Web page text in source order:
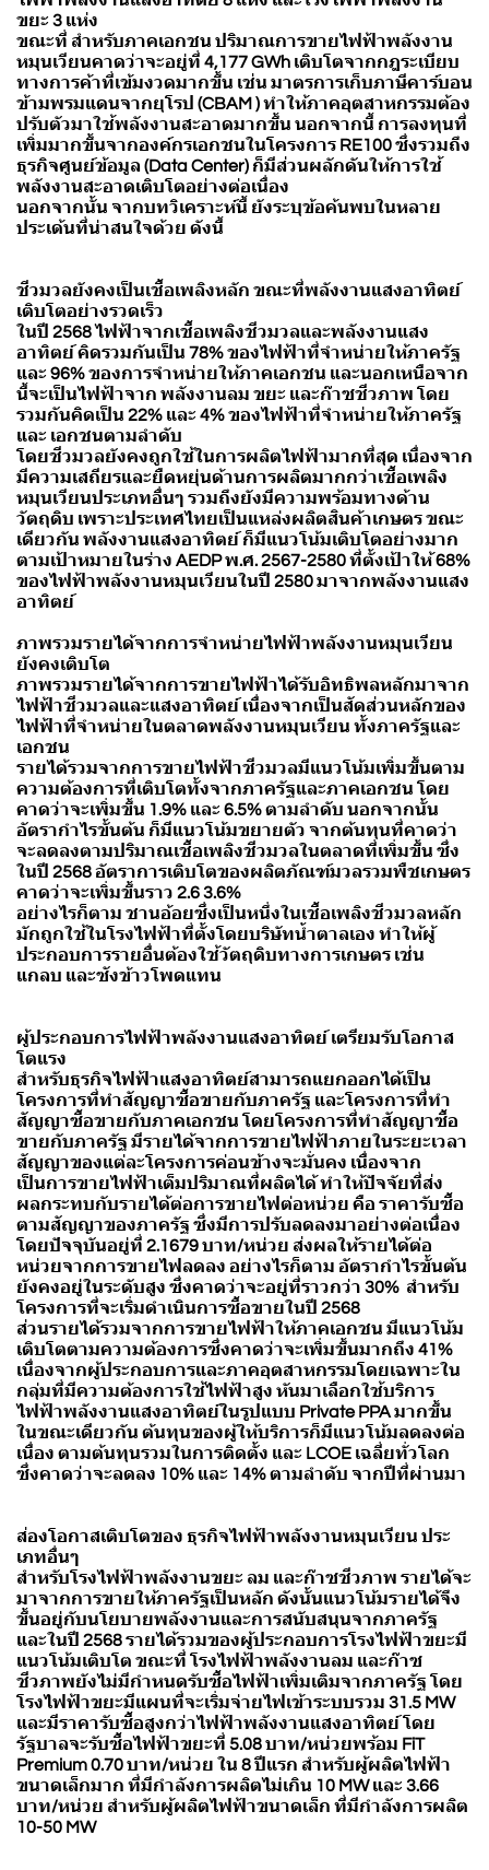
ขยะ 3 แห่ง
ขณะที่ สำหรับภาคเอกชน ปริมาณการขายไฟฟ้าพลังงาน
หมุนเวียนคาดว่าจะอยู่ที่ 4,177 GWh เติบโตจากกฎระเบียบ
ทางการค้าที่เข้มงวดมากขึ้น เช่น มาตรการเก็บภาษีคาร์บอน
ข้ามพรมแดนจากยุโรป (CBAM ) ทำให้ภาคอุตสาหกรรมต้อง
ปรับตัวมาใช้พลังงานสะอาดมากขึ้น นอกจากนี้ การลงทุนที่
เพิ่มมากขึ้นจากองค์กรเอกชนในโครงการ RE100 ซึ่งรวมถึง
ธุรกิจศูนย์ข้อมูล (Data Center) ก็มีส่วนผลักดันให้การใช้
พลังงานสะอาดเติบโตอย่างต่อเนื่อง
นอกจากนั้น จากบทวิเคราะห์นี้ ยังระบุข้อค้นพบในหลาย
ประเด้นที่น่าสนใจด้วย ดังนี้
ชีวมวลยังคงเป็นเชื้อเพลิงหลัก ขณะที่พลังงานแสงอาทิตย์
เติบโตอย่างรวดเร็ว
ในปี 2568 ไฟฟ้าจากเชื้อเพลิงชีวมวลและพลังงานแสง
อาทิตย์ คิดรวมกันเป็น 78% ของไฟฟ้าที่จำหน่ายให้ภาครัฐ
และ 96% ของการจำหน่ายให้ภาคเอกชน และนอกเหนือจาก
นี้จะเป็นไฟฟ้าจาก พลังงานลม ขยะ และก๊าซชีวภาพ โดย
รวมกันคิดเป็น 22% และ 4% ของไฟฟ้าที่จำหน่ายให้ภาครัฐ
และ เอกชนตามลำดับ
โดยชีวมวลยังคงถูกใช้ในการผลิตไฟฟ้ามากที่สุด เนื่องจาก
มีความเสถียรและยืดหยุ่นด้านการผลิตมากกว่าเชื้อเพลิง
หมุนเวียนประเภทอื่นๆ รวมถึงยังมีความพร้อมทางด้าน
วัตถุดิบ เพราะประเทศไทยเป็นแหล่งผลิตสินค้าเกษตร ขณะ
เดียวกัน พลังงานแสงอาทิตย์ ก็มีแนวโน้มเติบโตอย่างมาก
ตามเป้าหมายในร่าง AEDP พ.ศ. 2567-2580 ที่ตั้งเป้าให้ 68%
ของไฟฟ้าพลังงานหมุนเวียนในปี 2580 มาจากพลังงานแสง
อาทิตย์
ภาพรวมรายได้จากการจำหน่ายไฟฟ้าพลังงานหมุนเวียน
ยังคงเติบโต
ภาพรวมรายได้จากการขายไฟฟ้าได้รับอิทธิพลหลักมาจาก
ไฟฟ้าชีวมวลและแสงอาทิตย์ เนื่องจากเป็นสัดส่วนหลักของ
ไฟฟ้าที่จำหน่ายในตลาดพลังงานหมุนเวียน ทั้งภาครัฐและ
เอกชน
รายได้รวมจากการขายไฟฟ้าชีวมวลมีแนวโน้มเพิ่มขึ้นตาม
ความต้องการที่เติบโตทั้งจากภาครัฐและภาคเอกชน โดย
คาดว่าจะเพิ่มขึ้น 1.9% และ 6.5% ตามลำดับ นอกจากนั้น
อัตรากำไรขั้นต้น ก็มีแนวโน้มขยายตัว จากต้นทุนที่คาดว่า
จะลดลงตามปริมาณเชื้อเพลิงชีวมวลในตลาดที่เพิ่มขึ้น ซึ่ง
ในปี 2568 อัตราการเติบโตของผลิตภัณฑ์มวลรวมพืชเกษตร
คาดว่าจะเพิ่มขึ้นราว 2.6 3.6%
อย่างไรก็ตาม ชานอ้อยซึ่งเป็นหนึ่งในเชื้อเพลิงชีวมวลหลัก
มักถูกใช้ในโรงไฟฟ้าที่ตั้งโดยบริษัทน้ำตาลเอง ทำให้ผู้
ประกอบการรายอื่นต้องใช้วัตถุดิบทางการเกษตร เช่น
แกลบ และซังข้าวโพดแทน
ผู้ประกอบการไฟฟ้าพลังงานแสงอาทิตย์ เตรียมรับโอกาส
โตแรง
สำหรับธุรกิจไฟฟ้าแสงอาทิตย์สามารถแยกออกได้เป็น
โครงการที่ทำสัญญาซื้อขายกับภาครัฐ และโครงการที่ทำ
สัญญาซื้อขายกับภาคเอกชน โดยโครงการที่ทำสัญญาซื้อ
ขายกับภาครัฐ มีรายได้จากการขายไฟฟ้าภายในระยะเวลา
สัญญาของแต่ละโครงการค่อนข้างจะมั่นคง เนื่องจาก
เป็นการขายไฟฟ้าเต็มปริมาณที่ผลิตได้ ทำให้ปัจจัยที่ส่ง
ผลกระทบกับรายได้ต่อการขายไฟต่อหน่วย คือ ราคารับซื้อ
ตามสัญญาของภาครัฐ ซึ่งมีการปรับลดลงมาอย่างต่อเนื่อง
โดยปัจจุบันอยู่ที่ 2.1679 บาท/หน่วย ส่งผลให้รายได้ต่อ
หน่วยจากการขายไฟลดลง อย่างไรก็ตาม อัตรากำไรขั้นต้น
ยังคงอยู่ในระดับสูง ซึ่งคาดว่าจะอยู่ที่ราวกว่า 30% สำหรับ
โครงการที่จะเริ่มดำเนินการซื้อขายในปี 2568
ส่วนรายได้รวมจากการขายไฟฟ้าให้ภาคเอกชน มีแนวโน้ม
เติบโตตามความต้องการซึ่งคาดว่าจะเพิ่มขึ้นมากถึง 41%
เนื่องจากผู้ประกอบการและภาคอุตสาหกรรมโดยเฉพาะใน
กลุ่มที่มีความต้องการใช้ไฟฟ้าสูง หันมาเลือกใช้บริการ
ไฟฟ้าพลังงานแสงอาทิตย์ในรูปแบบ Private PPA มากขึ้น
ในขณะเดียวกัน ต้นทุนของผู้ให้บริการก็มีแนวโน้มลดลงต่อ
เนื่อง ตามต้นทุนรวมในการติดตั้ง และ LCOE เฉลี่ยทั่วโลก
ซึ่งคาดว่าจะลดลง 10% และ 14% ตามลำดับ จากปีที่ผ่านมา
ส่องโอกาสเติบโตของ ธุรกิจไฟฟ้าพลังงานหมุนเวียน ประ
เภทอื่นๆ
สำหรับโรงไฟฟ้าพลังงานขยะ ลม และก๊าซชีวภาพ รายได้จะ
มาจากการขายให้ภาครัฐเป็นหลัก ดังนั้นแนวโน้มรายได้จึง
ขึ้นอยู่กับนโยบายพลังงานและการสนับสนุนจากภาครัฐ
และในปี 2568 รายได้รวมของผู้ประกอบการโรงไฟฟ้าขยะมี
แนวโน้มเติบโต ขณะที่ โรงไฟฟ้าพลังงานลม และก๊าซ
ชีวภาพยังไม่มีกำหนดรับซื้อไฟฟ้าเพิ่มเติมจากภาครัฐ โดย
โรงไฟฟ้าขยะมีแผนที่จะเริ่มจ่ายไฟเข้าระบบรวม 31.5 MW
และมีราคารับซื้อสูงกว่าไฟฟ้าพลังงานแสงอาทิตย์ โดย
รัฐบาลจะรับซื้อไฟฟ้าขยะที่ 5.08 บาท/หน่วยพร้อม FiT
Premium 0.70 บาท/หน่วย ใน 8 ปีแรก สำหรับผู้ผลิตไฟฟ้า
ขนาดเล็กมาก ที่มีกำลังการผลิตไม่เกิน 10 MW และ 3.66
บาท/หน่วย สำหรับผู้ผลิตไฟฟ้าขนาดเล็ก ที่มีกำลังการผลิต
10-50 MW